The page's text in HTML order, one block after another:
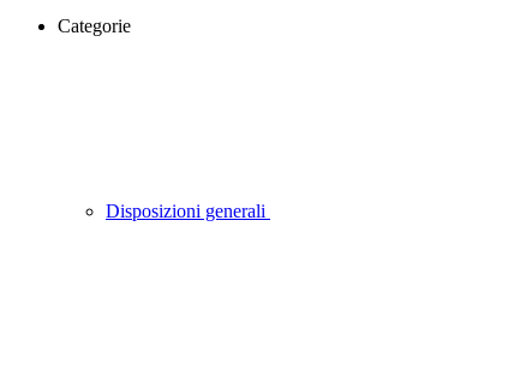
Categorie
Disposizioni generali